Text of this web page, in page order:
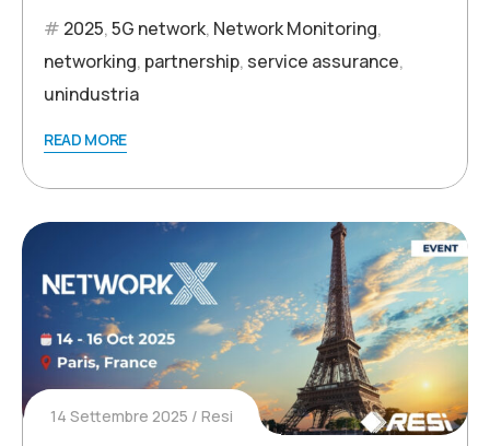
2025,5G network, Network Monitoring,
networking, partnership, service assurance,
unindustria
READ MORE
14 Settembre 2025 Resi